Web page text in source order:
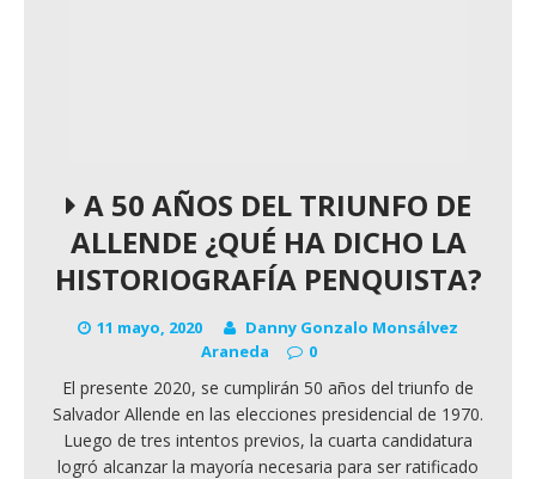
A 50 AÑOS DEL TRIUNFO DE
ALLENDE ¿QUÉ HA DICHO LA
HISTORIOGRAFÍA PENQUISTA?
11 mayo, 2020
Danny Gonzalo Monsálvez
Araneda
0
El presente 2020, se cumplirán 50 años del triunfo de
Salvador Allende en las elecciones presidencial de 1970.
Luego de tres intentos previos, la cuarta candidatura
logró alcanzar la mayoría necesaria para ser ratificado